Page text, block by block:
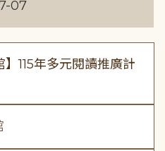
07
】115年多元閱讀推廣計